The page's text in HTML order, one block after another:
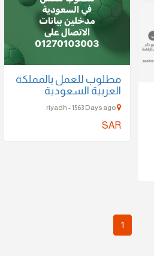
مطلوب للعمل بالمملكة
العربية السعودية
SAR
1